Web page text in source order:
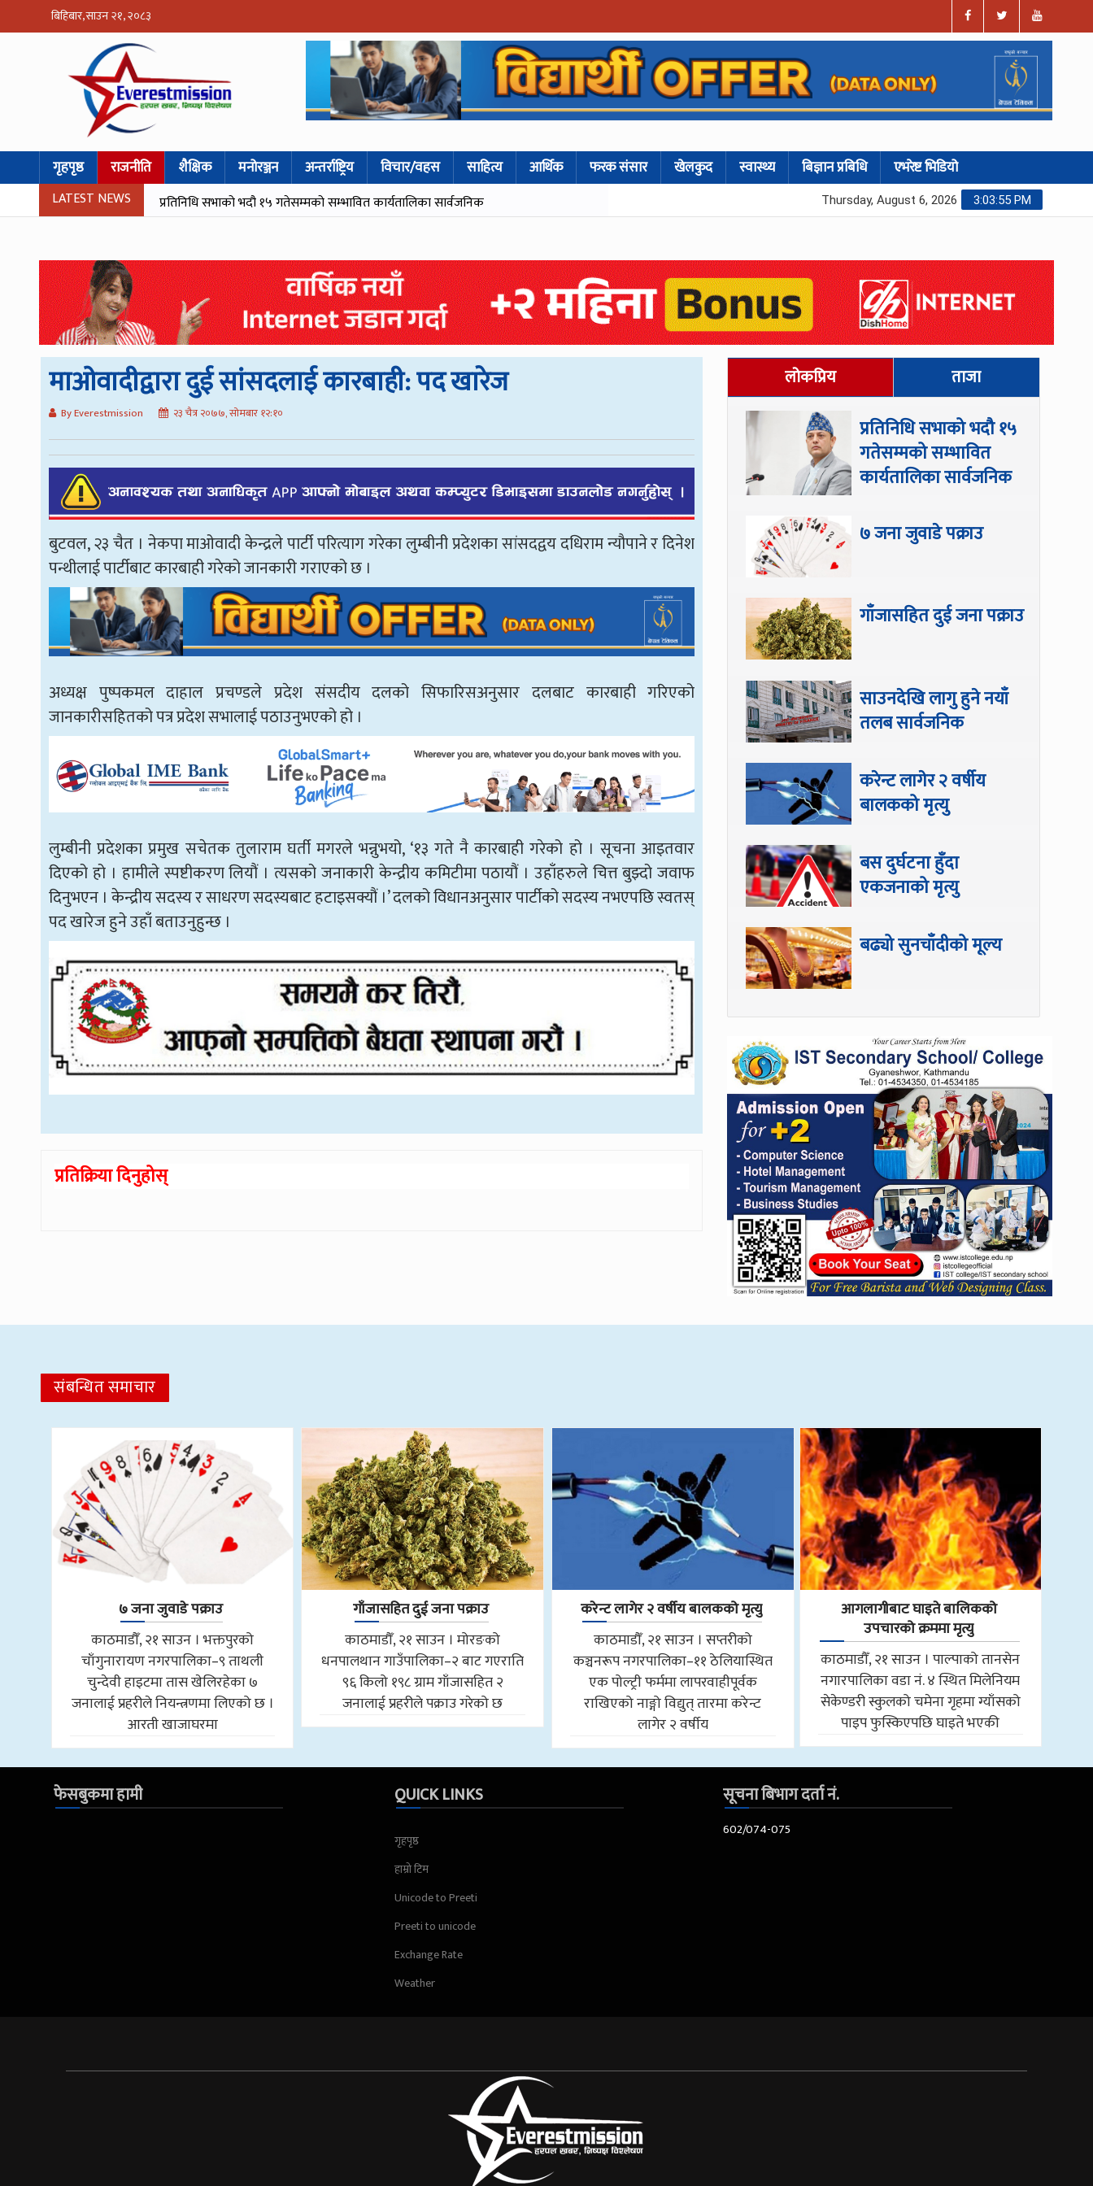
बिहिबार, साउन २१, २०८३
गृहपृष्ठ राजनीति शैक्षिक मनोरञ्जन अन्तर्राष्ट्रिय विचार/वहस साहित्य आर्थिक फरक संसार खेलकुद स्वास्थ्य बिज्ञान प्रबिधि एभरेष्ट भिडियो
LATEST NEWS प्रतिनिधि सभाको भदौ १५ गतेसम्मको सम्भावित कार्यतालिका सार्वजनिक 3:03:56 PM
Thursday, August 6, 2026
माओवादीद्वारा दुई सांसदलाई कारबाही: पद खारेज
By Everestmission २३ चैत्र २०७७, सोमबार १२:१०
बुटवल, २३ चैत । नेकपा माओवादी केन्द्रले पार्टी परित्याग गरेका लुम्बीनी प्रदेशका सांसदद्वय दधिराम न्यौपाने र दिनेश
पन्थीलाई पार्टीबाट कारबाही गरेको जानकारी गराएको छ ।
अध्यक्ष पुष्पकमल दाहाल प्रचण्डले प्रदेश संसदीय दलको सिफारिसअनुसार दलबाट कारबाही गरिएको
जानकारीसहितको पत्र प्रदेश सभालाई पठाउनुभएको हो ।
लुम्बीनी प्रदेशका प्रमुख सचेतक तुलाराम घर्ती मगरले भन्नुभयो, ‘१३ गते नै कारबाही गरेको हो । सूचना आइतवार
दिएको हो । हामीले स्पष्टीकरण लियौं । त्यसको जनाकारी केन्द्रीय कमिटीमा पठायौं । उहाँहरुले चित्त बुझ्दो जवाफ
दिनुभएन । केन्द्रीय सदस्य र साधरण सदस्यबाट हटाइसक्यौं ।’ दलको विधानअनुसार पार्टीको सदस्य नभएपछि स्वतस्
पद खारेज हुने उहाँ बताउनुहुन्छ ।
प्रतिक्रिया दिनुहोस्
लोकप्रिय ताजा
प्रतिनिधि सभाको भदौ १५
गतेसम्मको सम्भावित
कार्यतालिका सार्वजनिक
७ जना जुवाडे पक्राउ
गाँजासहित दुई जना पक्राउ
साउनदेखि लागु हुने नयाँ
तलब सार्वजनिक
करेन्ट लागेर २ वर्षीय
बालकको मृत्यु
बस दुर्घटना हुँदा
एकजनाको मृत्यु
बढ्यो सुनचाँदीको मूल्य
संबन्धित समाचार
७ जना जुवाडे पक्राउ
काठमाडौँ, २१ साउन । भक्तपुरको
चाँगुनारायण नगरपालिका–९ ताथली
चुन्देवी हाइटमा तास खेलिरहेका ७
जनालाई प्रहरीले नियन्त्रणमा लिएको छ ।
आरती खाजाघरमा
गाँजासहित दुई जना पक्राउ
काठमाडौँ, २१ साउन । मोरङको
धनपालथान गाउँपालिका–२ बाट गएराति
९६ किलो १९८ ग्राम गाँजासहित २
जनालाई प्रहरीले पक्राउ गरेको छ
करेन्ट लागेर २ वर्षीय बालकको मृत्यु
काठमाडौँ, २१ साउन । सप्तरीको
कञ्चनरूप नगरपालिका–११ ठेलियास्थित
एक पोल्ट्री फर्ममा लापरवाहीपूर्वक
राखिएको नाङ्गो विद्युत् तारमा करेन्ट
लागेर २ वर्षीय
आगलागीबाट घाइते बालिकको
उपचारको क्रममा मृत्यु
काठमाडौँ, २१ साउन । पाल्पाको तानसेन
नगारपालिका वडा नं. ४ स्थित मिलेनियम
सेकेण्डरी स्कुलको चमेना गृहमा ग्याँसको
पाइप फुस्किएपछि घाइते भएकी
फेसबुकमा हामी QUICK LINKS
गृहपृष्ठ
हाम्रो टिम
Unicode to Preeti
Preeti to unicode
Exchange Rate
Weather
सूचना बिभाग दर्ता नं.
602/074-075